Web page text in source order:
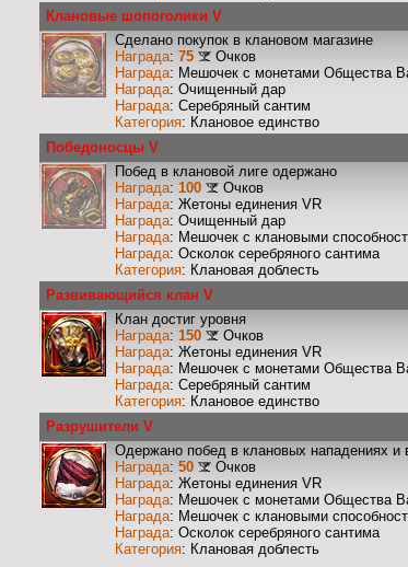
Клановые шопоголики V
Сделано покупок в клановом магазине
Награда: 75
Очков
Награда: Мешочек с монетами Общества
Награда: Очищенный дар
Награда: Серебряный сантим
Категория: Клановое единство
Победоносцы V
Побед в клановой лиге одержано
Награда: 100
Очков
Награда: Жетоны единения VR
Награда: Очищенный дар
Награда: Мешочек с клановыми
Награда: Осколок серебряного сантима
Категория: Клановая доблесть
Развивающийся клан V
Клан достиг уровня
Награда: 150
Очков
Награда: Жетоны единения VR
Награда: Мешочек с монетами Общества
Награда: Серебряный сантим
Категория: Клановое единство
Разрушители V
Одержано побед в клановых нападениях и
Награда: 50
Очков
Награда: Жетоны единения VR
Награда: Мешочек с монетами Общества
Награда: Мешочек с клановыми
Награда: Осколок серебряного сантима
Категория: Клановая доблесть